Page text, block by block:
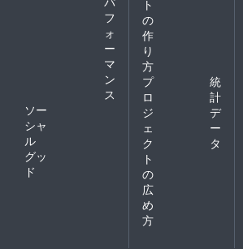
フ
ォ
ー
マ
ン
ス
ソー
シャ
ル
グッ
ド
ト
の
作
り
方
プ
ロ
ジ
ェ
ク
ト
の
広
め
方
統
計
デ
ー
タ